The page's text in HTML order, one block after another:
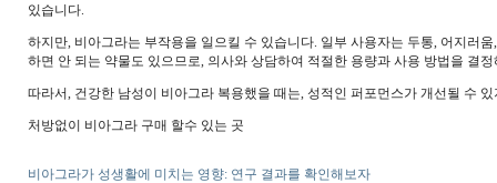
있습니다.
하지만, 비아그라는 부작용을 일으킬 수 있습니다. 일부 사용자는 두통, 어지러
하면 안 되는 약물도 있으므로, 의사와 상담하여 적절한 용량과 사용 방법을 결
따라서, 건강한 남성이 비아그라 복용했을 때는, 성적인 퍼포먼스가 개선될 수
처방없이 비아그라 구매 할수 있는 곳
비아그라가 성생활에 미치는 영향: 연구 결과를 확인해보자